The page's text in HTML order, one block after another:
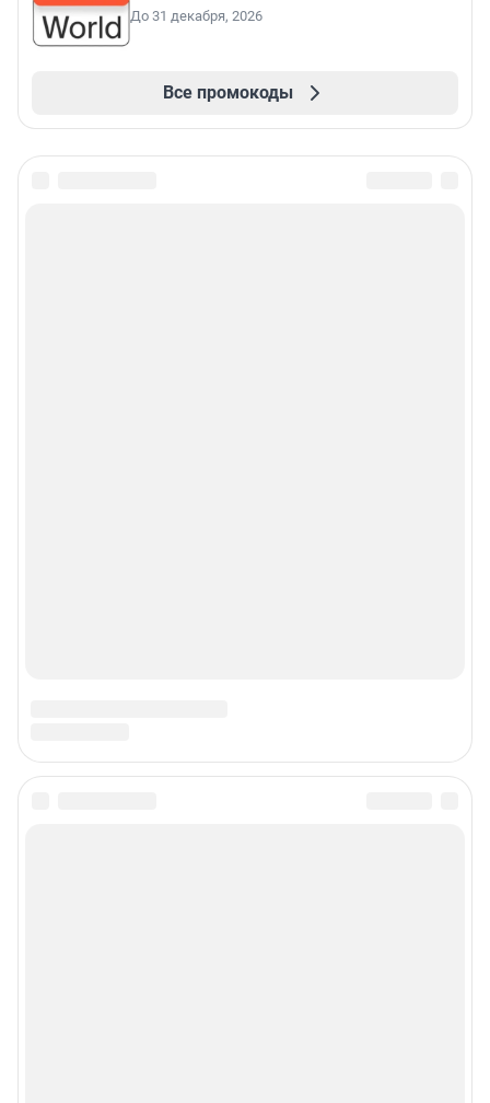
До 31 декабря, 2026
Все промокоды